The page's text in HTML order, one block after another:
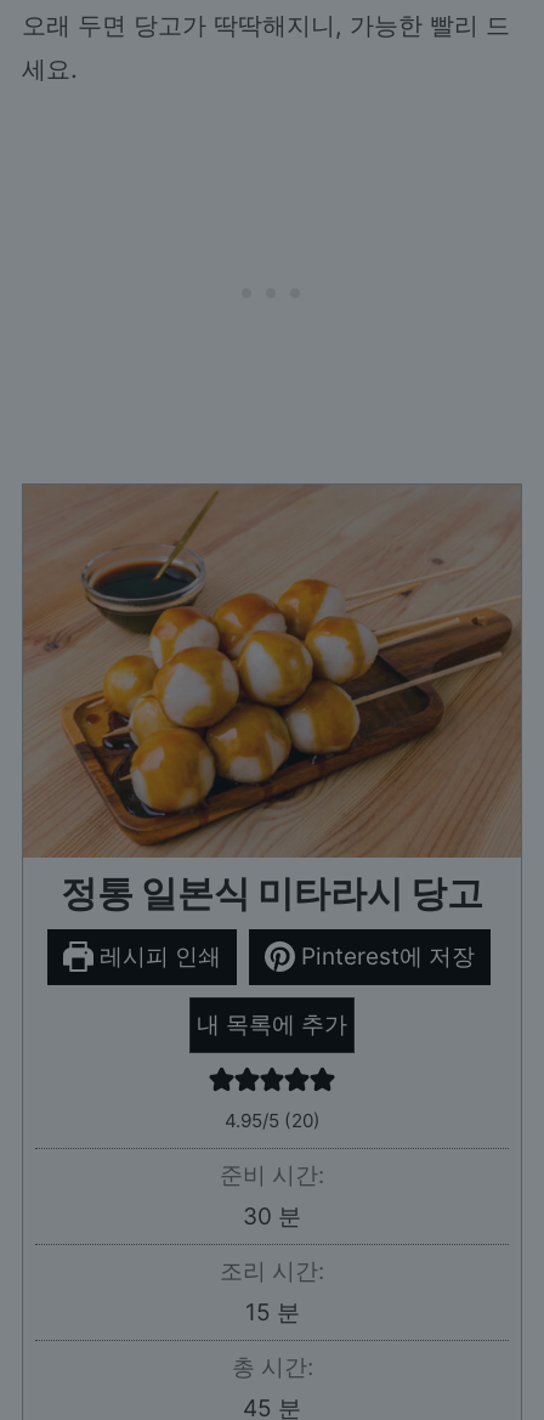
오래 두면 당고가 딱딱해지니, 가능한 빨리 드
세요.
정통 일본식 미타라시 당고
레시피 인쇄 Pinterest에 저장
내 목록에 추가
4.95/5 (20)
준비 시간:
30 분
분
조리 시간:
15 분
분
총 시간:
45 분
분